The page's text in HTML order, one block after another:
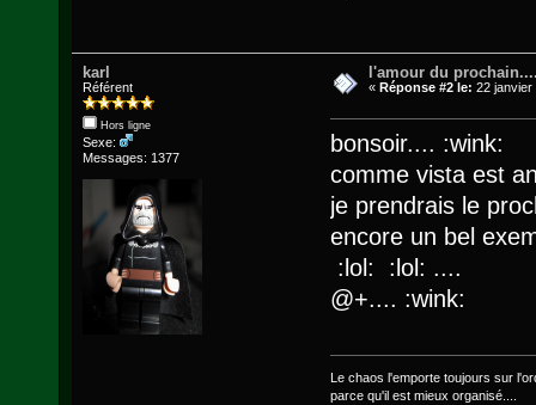
karl
Référent
Hors ligne
Sexe:
Messages: 1377
l'amour du
«Réponse #2 le: 22 janvier
bonsoir.... :wink:
comme vista est
je prendrais le
encore un bel
:lol: :lol: ....
@+.... :wink:
Le chaos l'emporte toujours sur
parce qu'il est mieux organisé....